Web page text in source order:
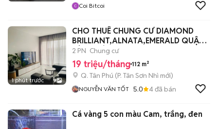
Coi Bitcoi
1 phút trước 9
CHO THUÊ CHUNG CƯ DIAMOND
BRILLIANT,ALNATA,EMERALD QUẬN
TÂN PHÚ
2 PN Chung cư
19 triệu/tháng 112 m²
Q. Tân Phú (P. Tân Sơn Nhì mới)
NGUYỄN VĂN TỐT 5.0 4đã bán
Cá vàng 5 con màu Cam, trắng, đen